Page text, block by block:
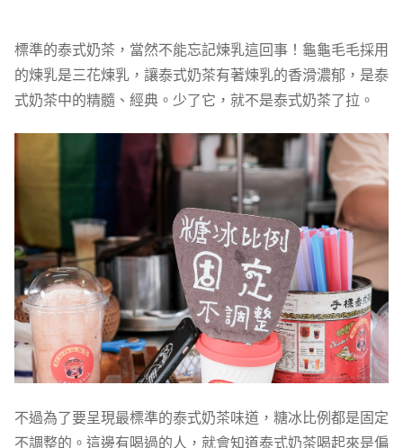
標準的泰式奶茶，當然不能忘記煉乳這回事！龜龜毛毛採用
的煉乳是三花煉乳，讓泰式奶茶有著煉乳的香滑濃郁，是泰
式奶茶中的精髓、經典。少了它，就不是泰式奶茶了拉。
不過為了要呈現最標準的泰式奶茶味道，糖冰比例都是固定
不調整的。這邊有喝過的人，就會知道泰式奶茶喝起來是偏